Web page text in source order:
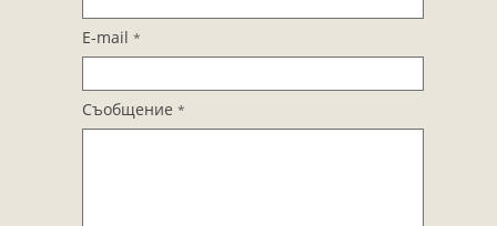
Удостоверявания
Нотариални покани
Констативни протоколи
Завещания
E-mail *
Съобщение *